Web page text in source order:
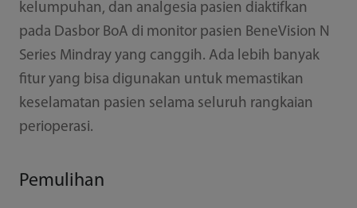
kelumpuhan, dan analgesia pasien diaktifkan
pada Dasbor BoA di monitor pasien BeneVision N
Series Mindray yang canggih. Ada lebih banyak
fitur yang bisa digunakan untuk memastikan
keselamatan pasien selama seluruh rangkaian
perioperasi.
Pemulihan